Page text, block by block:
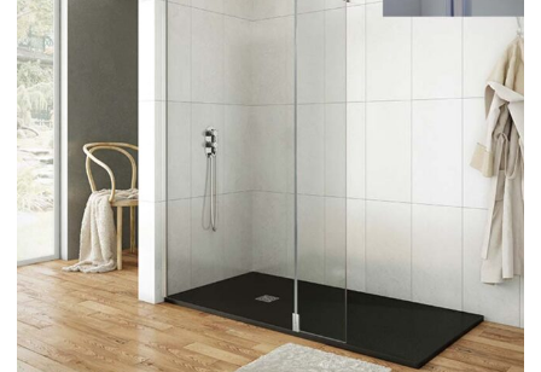
CERÁMICOS)